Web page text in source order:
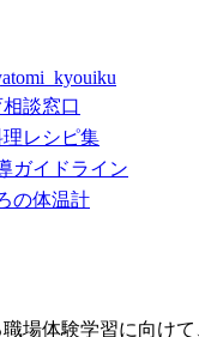
場体験学習に向け